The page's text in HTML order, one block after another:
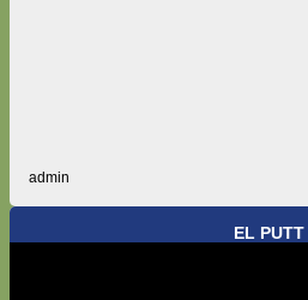
admin
EL PUTT